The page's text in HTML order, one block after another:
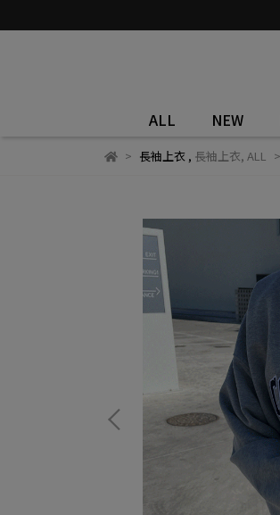
ALL NEW
長袖上衣, 長袖上衣, ALL